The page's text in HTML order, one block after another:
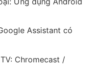
nói mà không cần
và các nội dung khác từ
Chromecast, AirPlay
chóng chỉ cần vào
Assistant có
Chromecast /